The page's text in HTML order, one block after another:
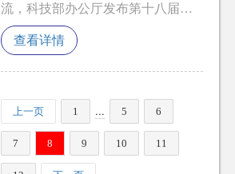
流，科技部办公厅发布第十八届中
国国际人才交流大会网上大会有关
活动安排的通知。
查看详情
上一页 1 ... 5 6
7 8 9 10 11